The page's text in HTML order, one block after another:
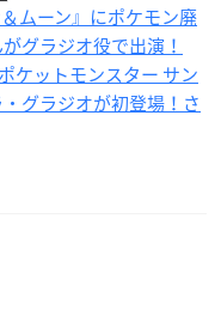
ムーン』にポケモン廃
グラジオ役で出演！
ケットモンスター サン
グラジオが初登場！さ